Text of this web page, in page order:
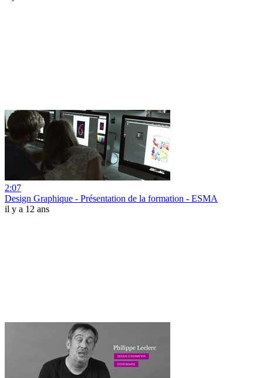
2:07
Design Graphique - Présentation de la formation - ESMA
il y a 12 ans